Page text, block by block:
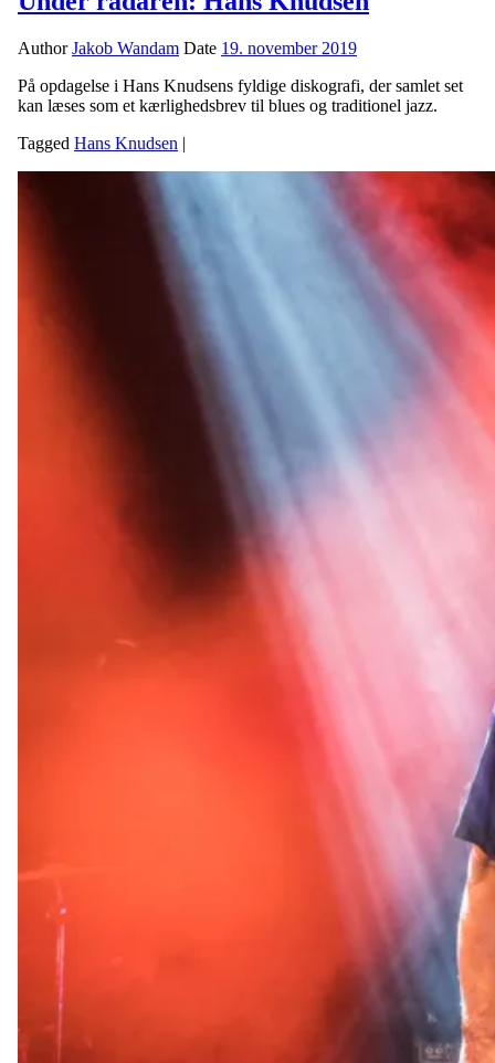
AuthorJakob Wandam Date 19. november 2019
På opdagelse i Hans Knudsens fyldige diskografi, der samlet set
kan læses som et kærlighedsbrev til blues og traditionel jazz.
Tagged Hans Knudsen |